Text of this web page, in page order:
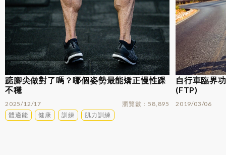
踮腳尖做對了嗎？哪個姿勢最能矯正慢性踝
不穩
2025/12/17 瀏覽數
58,895
體適能
健康 訓練 肌力訓練
自行車臨界
(FTP)
2019/03/06